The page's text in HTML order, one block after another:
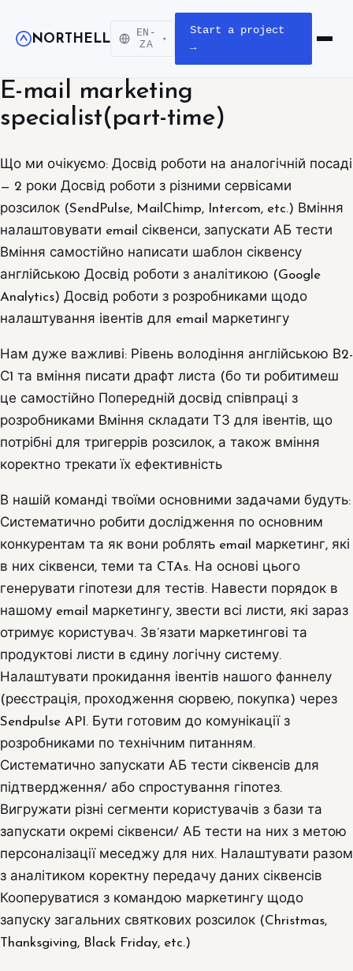
NORTHELL
EN-
ZA
▾
Start a project
→
Open
E-mail marketing
specialist(part-time)
Що ми очікуємо: Досвід роботи на аналогічній посаді
— 2 роки Досвід роботи з різними сервісами
розсилок (SendPulse, MailChimp, Intercom, etc.) Вміння
налаштовувати email сіквенси, запускати АБ тести
Вміння самостійно написати шаблон сіквенсу
англійською Досвід роботи з аналітикою (Google
Analytics) Досвід роботи з розробниками щодо
налаштування івентів для email маркетингу
Нам дуже важливі: Рівень володіння англійською В2-
С1 та вміння писати драфт листа (бо ти робитимеш
це самостійно Попередній досвід співпраці з
розробниками Вміння складати ТЗ для івентів, що
потрібні для тригеррів розсилок, а також вміння
коректно трекати їх ефективність
В нашій команді твоїми основними задачами будуть:
Систематично робити дослідження по основним
конкурентам та як вони роблять email маркетинг, які
в них сіквенси, теми та CTAs. На основі цього
генерувати гіпотези для тестів. Навести порядок в
нашому email маркетингу, звести всі листи, які зараз
отримує користувач. Зв’язати маркетингові та
продуктові листи в єдину логічну систему.
Налаштувати прокидання івентів нашого фаннелу
(реєстрація, проходження сюрвею, покупка) через
Sendpulse API. Бути готовим до комунікації з
розробниками по технічним питанням.
Систематично запускати АБ тести сіквенсів для
підтвердження/ або спростування гіпотез.
Вигружати різні сегменти користувачів з бази та
запускати окремі сіквенси/ АБ тести на них з метою
персоналізації меседжу для них. Налаштувати разом
з аналітиком коректну передачу даних сіквенсів
Кооперуватися з командою маркетингу щодо
запуску загальних святкових розсилок (Christmas,
Thanksgiving, Black Friday, etc.)